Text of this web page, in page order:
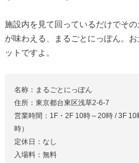
施設内を見て回っているだけでそ
が味わえる、まるごとにっぽん。
ットですよ。
名称：まるごとにっぽん
住所：東京都台東区浅草2-6-7
営業時間：1F・2F 10時～20時 / 3F
時）
定休日：なし
入場料：無料